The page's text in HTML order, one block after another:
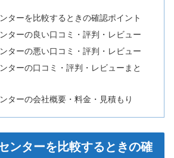
ターを比較するときの確認ポイント
ターの良い口コミ・評判・レビュー
ターの悪い口コミ・評判・レビュー
ターの口コミ・評判・レビューまと
ターの会社概要・料金・見積もり
ンターを比較するときの確